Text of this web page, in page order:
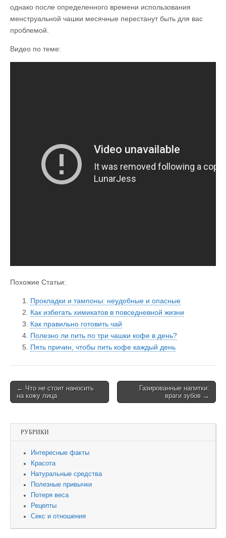
однако после определенного времени использования
менструальной чашки месячные перестанут быть для вас
проблемой.
Видео по теме:
Похожие Статьи:
Прокладки и тампоны: неудобные и опасные
Как избегать химикатов в повседневной жизни
Как правильно готовить чай
Полезно ли пить по три чашки кофе в день?
Пять причин, чтобы пить кофе каждый день
Post navigation
← Что не стоит наносить
на кожу лица
Газированные напитки:
враги зубов →
РУБРИКИ
Интересные факты
Красота
Натуральные средства
Полезные привычки
Потеря веса
Рецепты
Секс и отношения